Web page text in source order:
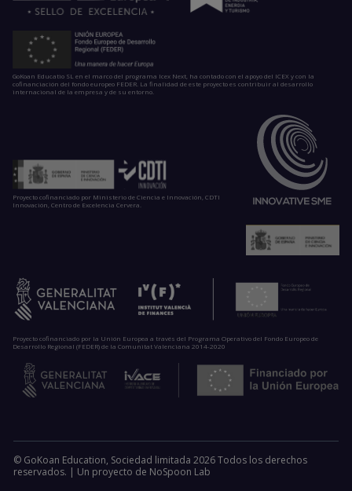
GoKoan Educatio SL en el marco del programa Icex Next, ha contado con el apoyo del ICEX y con la
cofinanciación del fondo europeo FEDER. La finalidad de este proyecto es contribuir al desarrollo
internacional de la empresa y de su entorno.
Proyecto cofinanciado por Ministerio de Ciencia e Innovación, CDTI
Innovación, Centro de Excelencia Cervera.
Proyecto cofinanciado por la Unión Europea a través del Programa Operativo del Fondo Europeo de
Desarrollo Regional (FEDER) de la Comunitat Valenciana 2014-2020
© GoKoan Education, Sociedad limitada 2026 Todos los derechos
reservados. | Un proyecto de NoSpoon Lab